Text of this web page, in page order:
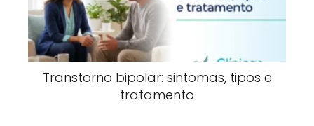
Transtorno bipolar: sintomas, tipos e
tratamento